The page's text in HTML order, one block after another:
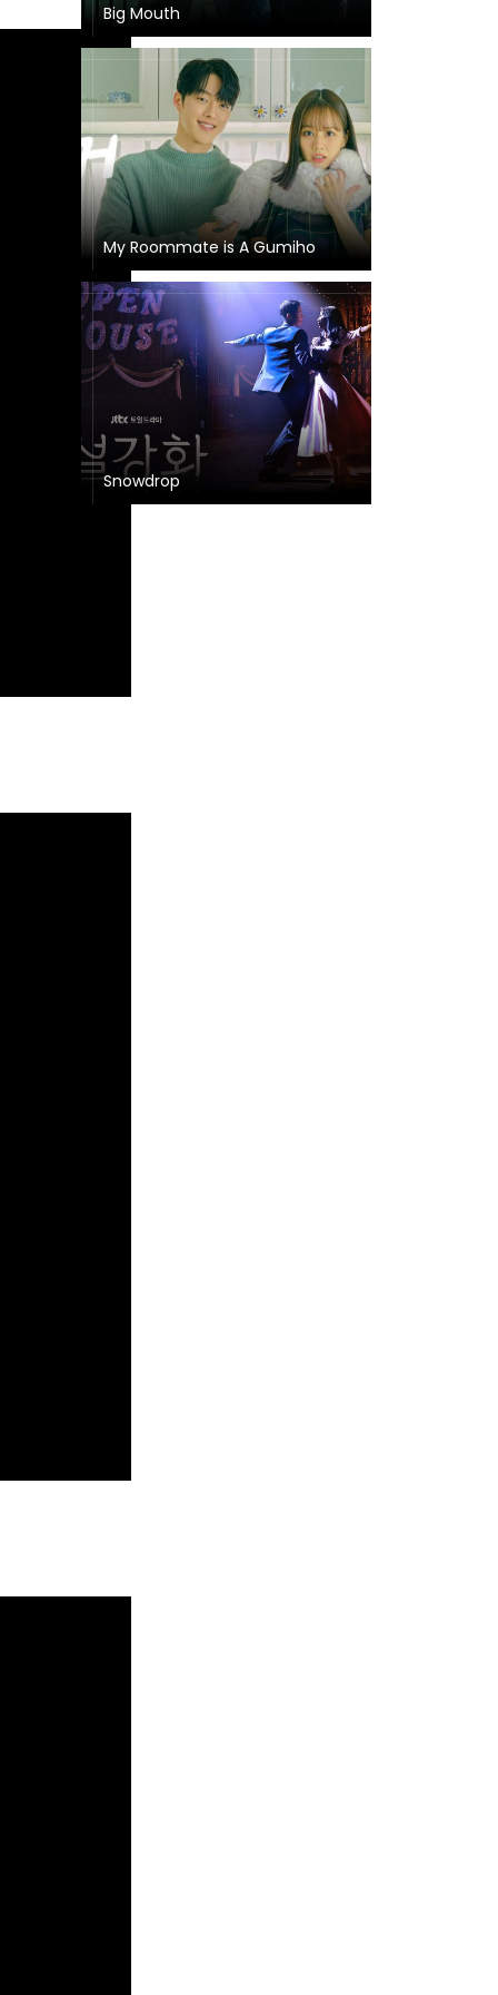
Big Mouth
My Roommate is A Gumiho
Snowdrop